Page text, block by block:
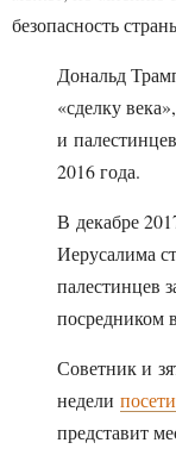
безопасность
Дональд
«сделку
и
2016 года.
В декабре
Иерусалима
палестинцев
посредником
Советник и
недели
представит